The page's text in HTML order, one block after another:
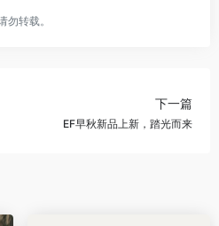
转载。
下一篇
EF早秋新品上新，踏光而来